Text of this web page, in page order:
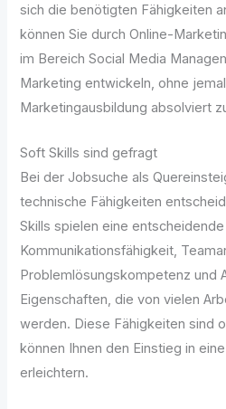
sich die benötigten Fähigkeiten
können Sie durch Online-
im Bereich Social Media
Marketing entwickeln, ohne
Marketingausbildung absolviert
Soft Skills sind gefragt
Bei der Jobsuche als
technische Fähigkeiten
Skills spielen eine entscheidende
Kommunikationsfähigkeit,
Problemlösungskompetenz und
Eigenschaften, die von vielen
werden. Diese Fähigkeiten sind
können Ihnen den Einstieg in
erleichtern.